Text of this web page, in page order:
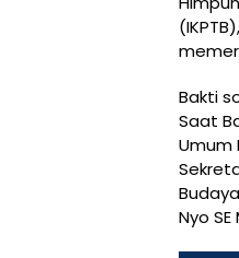
Bakti
Saat
Umum
Nyo